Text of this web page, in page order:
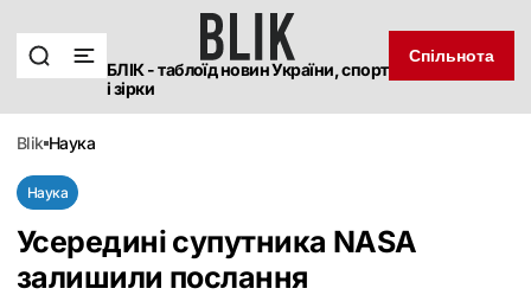
БЛІК - таблоїд новин України, спорт
і зірки
Спільнота
blik наука
Наука
Усередині супутника NASA
залишили послання